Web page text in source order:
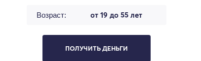
Возраст: от 19 до 55 лет
ПОЛУЧИТЬ ДЕНЬГИ